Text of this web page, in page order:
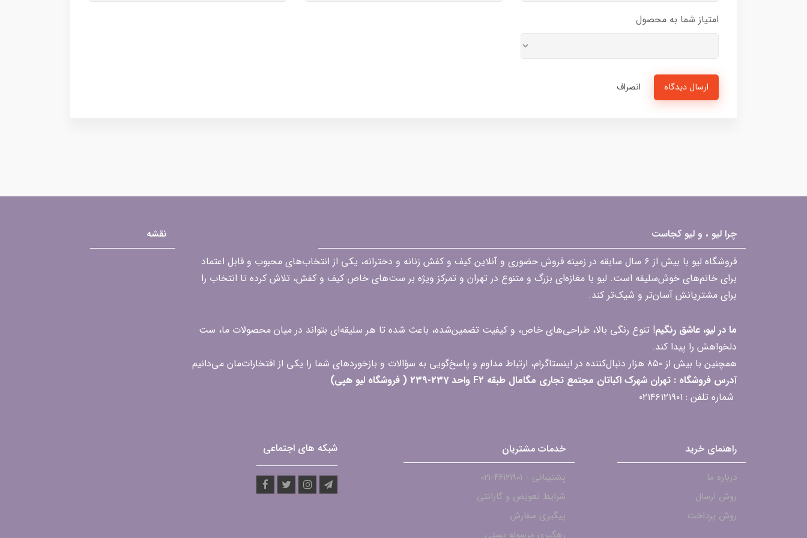
امتیاز شما به محصول
ارسال دیدگاه انصراف
چرا لیو ، و لیو کجاست
فروشگاه لیو با بیش از ۶ سال سابقه در زمینه فروش حضوری و آنلاین کیف و کفش زنانه و دخترانه، یکی از انتخاب‌های محبوب و قابل اعتماد
برای خانم‌های خوش‌سلیقه است. لیو با مغازه‌ای بزرگ و متنوع در تهران و تمرکز ویژه بر ست‌های خاص کیف و کفش، تلاش کرده تا انتخاب را
برای مشتریانش آسان‌تر و شیک‌تر کند.
ما در لیو، عاشق رنگیم! تنوع رنگی بالا، طراحی‌های خاص، و کیفیت تضمین‌شده، باعث شده تا هر سلیقه‌ای بتواند در میان محصولات ما، ست
دلخواهش را پیدا کند.
همچنین با بیش از ۸۵۰ هزار دنبال‌کننده در اینستاگرام، ارتباط مداوم و پاسخ‌گویی به سؤالات و بازخوردهای شما را یکی از افتخارات‌مان می‌دانیم
آدرس فروشگاه : تهران شهرک اکباتان مجتمع تجاری مگامال طبقه F2 واحد 237-239 ( فروشگاه لیو هپی)
شماره تلفن : ۰۲۱۴۶۱۲۱۹۰۱
نقشه
راهنمای خرید
درباره ما
روش ارسال
روش پرداخت
خدمات مشتریان
پشتیبانی - ۴۶۱۲۱۹۰۱-021
شرایط تعویض و گارانتی
پیگیری سفارش
رهگیری مرسوله پستی
شبکه های اجتماعی